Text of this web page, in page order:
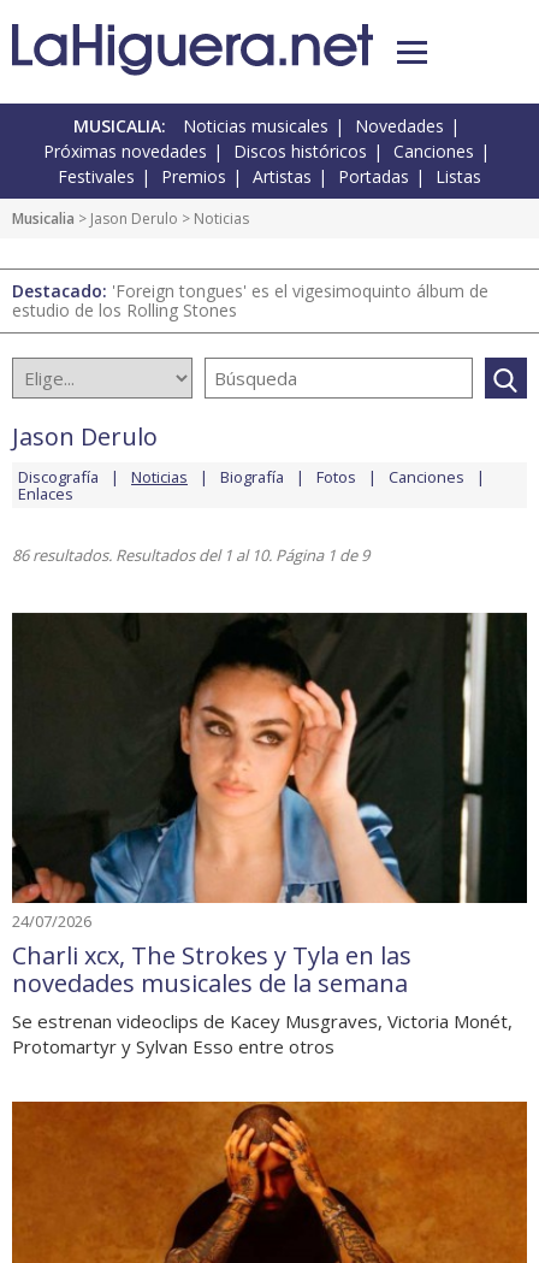
MUSICALIA: Noticias musicales
Novedades
Próximas novedades
Discos históricos
Canciones
Festivales
Premios Artistas Portadas Listas
Musicalia > Jason Derulo > Noticias
Destacado: 'Foreign tongues' es el vigesimoquinto álbum de
estudio de los Rolling Stones
Jason Derulo
Discografía Noticias Biografía Fotos Canciones
Enlaces
86 resultados. Resultados del 1 al 10. Página 1 de 9
24/07/2026
Charli xcx, The Strokes y Tyla en las
novedades musicales de la semana
Se estrenan videoclips de Kacey Musgraves, Victoria Monét,
Protomartyr y Sylvan Esso entre otros